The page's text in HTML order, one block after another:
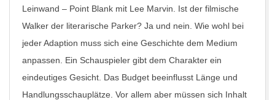
Leinwand – Point Blank mit Lee Marvin. Ist der filmische
Walker der literarische Parker? Ja und nein. Wie wohl bei
jeder Adaption muss sich eine Geschichte dem Medium
anpassen. Ein Schauspieler gibt dem Charakter ein
eindeutiges Gesicht. Das Budget beeinflusst Länge und
Handlungsschauplätze. Vor allem aber müssen sich Inhalt